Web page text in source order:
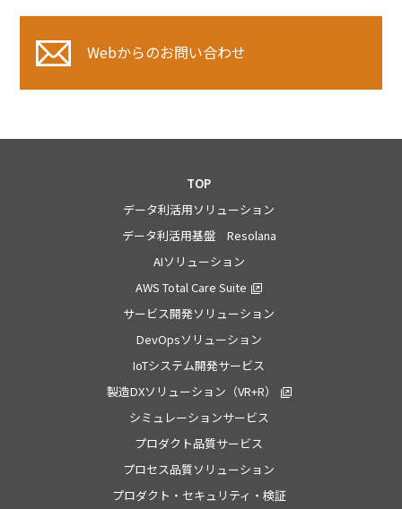
Webからのお問い合わせ
TOP
データ利活用ソリューション
データ利活用基盤 Resolana
AIソリューション
AWS Total Care Suite
サービス開発ソリューション
DevOpsソリューション
IoTシステム開発サービス
製造DXソリューション（VR+R）
シミュレーションサービス
プロダクト品質サービス
プロセス品質ソリューション
プロダクト・セキュリティ・検証